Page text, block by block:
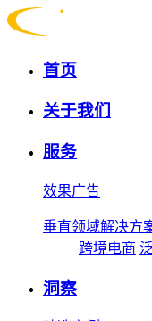
首页
关于我们
服务
效果广告
垂直领域解决方
跨境电商
洞察